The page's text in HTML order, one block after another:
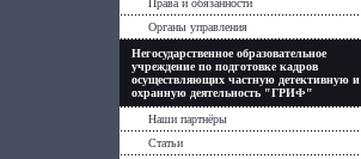
Права и обязанности
Органы управления
Негосударственное образовательное
учреждение по подготовке кадров
осуществляющих частную детективную и
охранную деятельность "ГРИФ"
Наши партнёры
Статьи